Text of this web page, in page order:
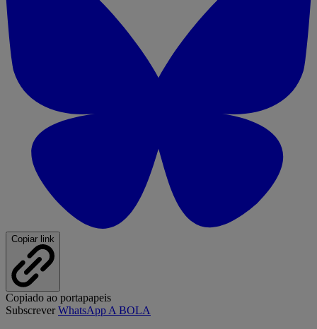
Copiar link
Copiado ao portapapeis
SubscreverWhatsApp A BOLA